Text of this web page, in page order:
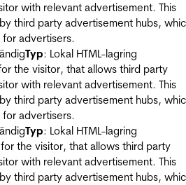
with relevant advertisement. This
third party advertisement hubs,
advertisers.
Typ: Lokal HTML-lagring
the visitor, that allows third party
with relevant advertisement. This
third party advertisement hubs,
advertisers.
Typ: Lokal HTML-lagring
the visitor, that allows third party
with relevant advertisement. This
third party advertisement hubs,